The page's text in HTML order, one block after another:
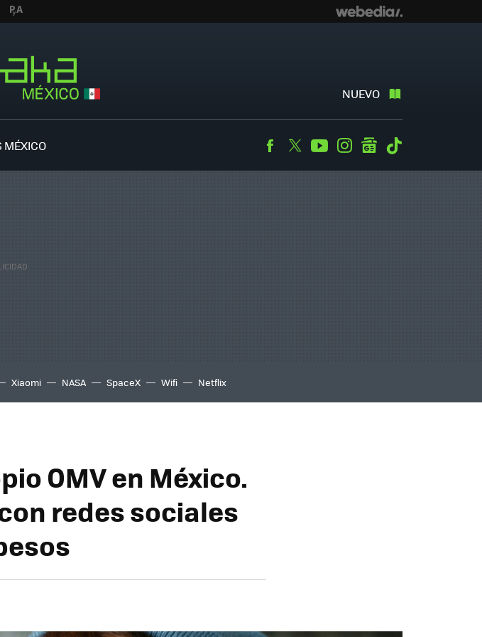
NUEVO
MÉXICO Facebook
TwitterYoutubeInstagramgooglenews
Xiaomi NASA SpaceX Wifi Netflix
OMV en México.
redes sociales